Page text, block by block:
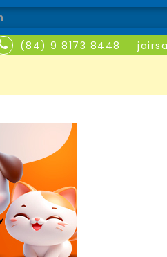
(84) 9 8173 8448